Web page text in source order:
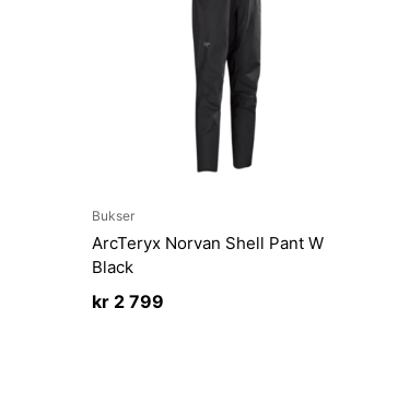
Bukser
ArcTeryx Norvan Shell Pant W
Black
kr 2 799